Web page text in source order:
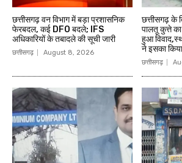
छत्तीसगढ़ वन विभाग में बड़ा प्रशासनिक
फेरबदल, कई DFO बदले; IFS
अधिकारियों के तबादले की सूची जारी
छत्तीसगढ़ August 8, 2026
छत्तीसगढ़ के
पालतू कुत्ते
हुआ
ने इसका किया
छत्तीसगढ़